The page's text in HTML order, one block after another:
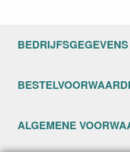
BEDRIJFSGEGEVENS
ALGEMENE